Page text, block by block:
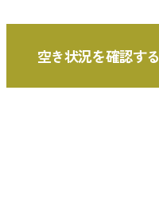
空き状況を確認する